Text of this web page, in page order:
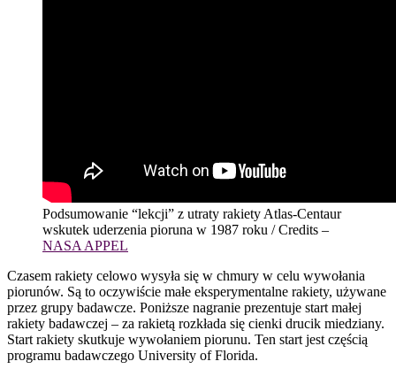
Podsumowanie “lekcji” z utraty rakiety Atlas-Centaur
wskutek uderzenia pioruna w 1987 roku / Credits –
NASA APPEL
Czasem rakiety celowo wysyła się w chmury w celu wywołania
piorunów. Są to oczywiście małe eksperymentalne rakiety, używane
przez grupy badawcze. Poniższe nagranie prezentuje start małej
rakiety badawczej – za rakietą rozkłada się cienki drucik miedziany.
Start rakiety skutkuje wywołaniem piorunu. Ten start jest częścią
programu badawczego University of Florida.